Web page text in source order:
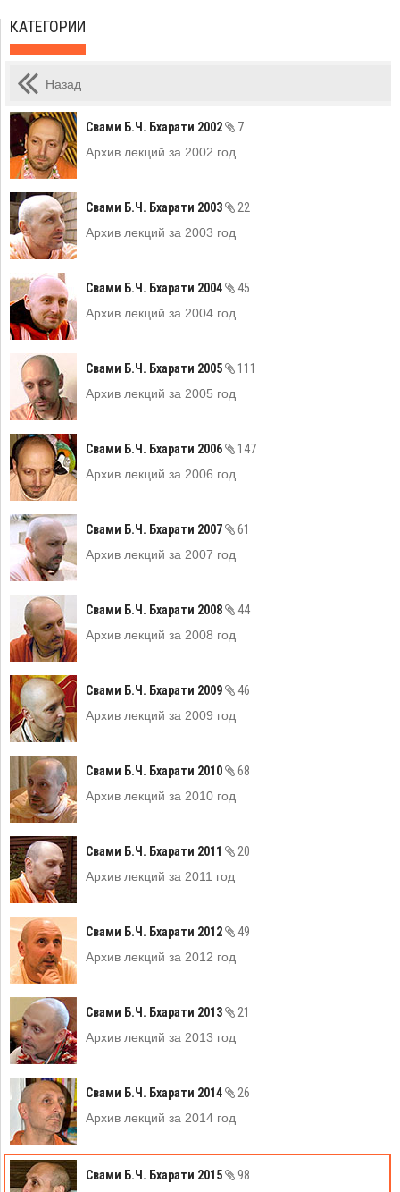
КАТЕГОРИИ
Назад
Свами Б.Ч. Бхарати 2002
7
Архив лекций за 2002 год
Свами Б.Ч. Бхарати 2003
22
Архив лекций за 2003 год
Свами Б.Ч. Бхарати 2004
45
Архив лекций за 2004 год
Свами Б.Ч. Бхарати 2005
111
Архив лекций за 2005 год
Свами Б.Ч. Бхарати 2006
147
Архив лекций за 2006 год
Свами Б.Ч. Бхарати 2007
61
Архив лекций за 2007 год
Свами Б.Ч. Бхарати 2008
44
Архив лекций за 2008 год
Свами Б.Ч. Бхарати 2009
46
Архив лекций за 2009 год
Свами Б.Ч. Бхарати 2010
68
Архив лекций за 2010 год
Свами Б.Ч. Бхарати 2011
20
Архив лекций за 2011 год
Свами Б.Ч. Бхарати 2012
49
Архив лекций за 2012 год
Свами Б.Ч. Бхарати 2013
21
Архив лекций за 2013 год
Свами Б.Ч. Бхарати 2014
26
Архив лекций за 2014 год
Свами Б.Ч. Бхарати 2015 98